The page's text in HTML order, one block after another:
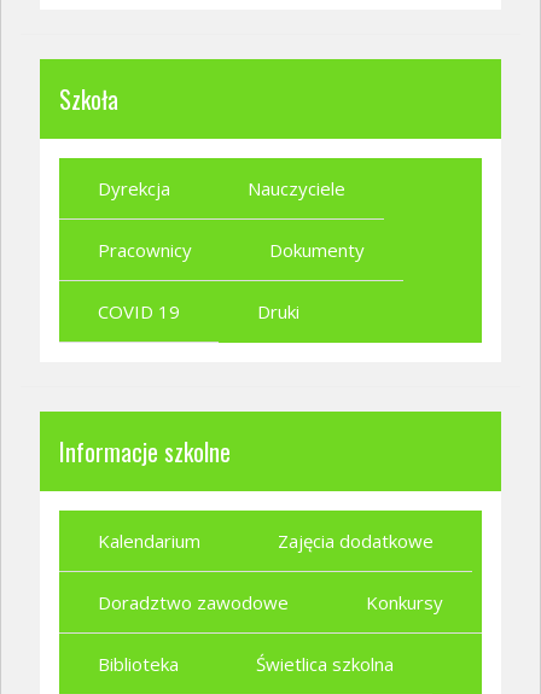
Szkoła
Dyrekcja Nauczyciele
Pracownicy Dokumenty
COVID 19 Druki
Informacje szkolne
Kalendarium Zajęcia dodatkowe
Doradztwo zawodowe Konkursy
Biblioteka Świetlica szkolna